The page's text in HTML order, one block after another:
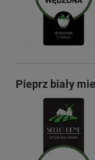
Pieprz biały